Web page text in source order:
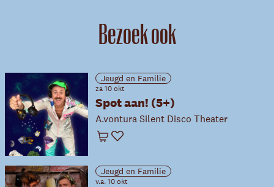
Bezoek ook
Jeugd en Familie
za 10 okt
Spot aan! (5+)
A.vontura Silent Disco Theater
Winkelwagen
Favoriet
Jeugd en Familie
v.a. 10 okt